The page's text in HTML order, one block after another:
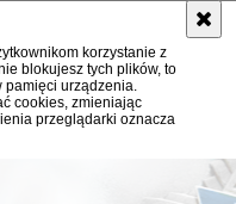
korzystanie z
blokujesz tych plików, to
pamięci urządzenia.
cookies, zmieniając
przeglądarki oznacza